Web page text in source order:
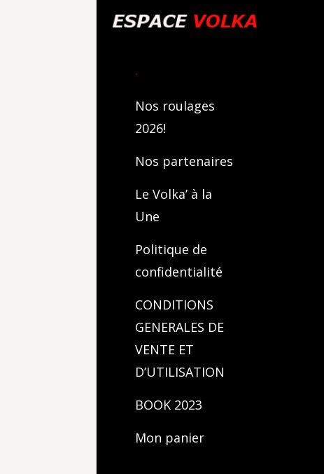
.
Nos roulages
2026!
Nos partenaires
Le Volka’ à la
Une
Politique de
confidentialité
CONDITIONS
GENERALES DE
VENTE ET
D’UTILISATION
BOOK 2023
Mon panier